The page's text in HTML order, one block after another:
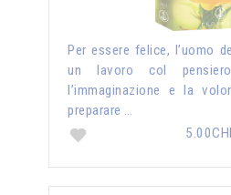
Per essere felice, l’uomo
un lavoro col
l’immaginazione e la
preparare …